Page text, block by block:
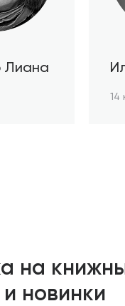
Лиана
14
на
новинки